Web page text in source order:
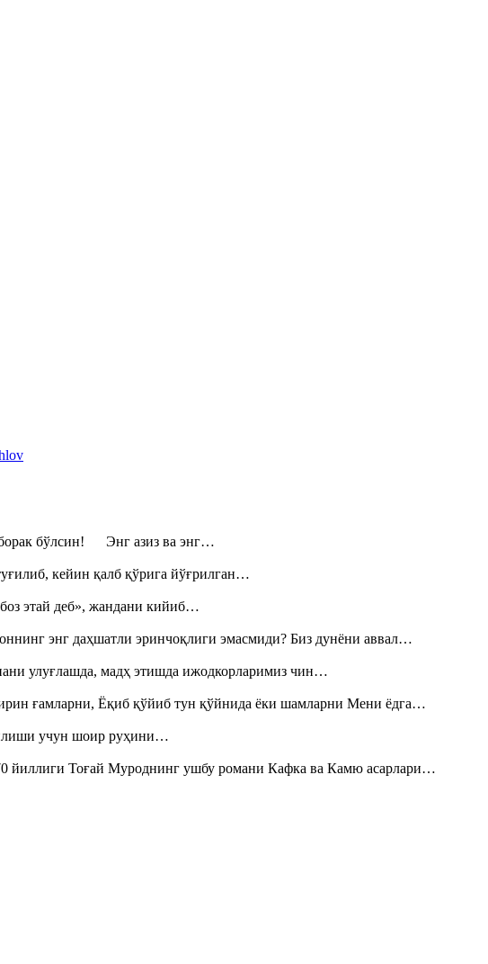
бўлсин! Энг азиз ва энг…
кейин қалб қўрига йўғрилган…
этай деб», жандани кийиб…
энг даҳшатли эринчоқлиги эмасмиди? Биз дунёни аввал…
улуғлашда, мадҳ этишда ижодкорларимиз чин…
ғамларни, Ёқиб қўйиб тун қўйнида ёки шамларни Мени ёдга…
учун шоир руҳини…
йиллиги Тоғай Муроднинг ушбу романи Кафка ва Камю асарлари…